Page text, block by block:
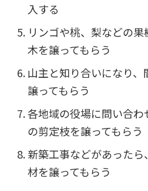
入する
リンゴや桃、梨などの
木を譲ってもらう
山主と知り合いになり
譲ってもらう
各地域の役場に問い合
の剪定枝を譲ってもらう
新築工事などがあった
材を譲ってもらう